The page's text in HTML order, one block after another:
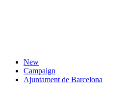
New
Campaign
Ajuntament de Barcelona